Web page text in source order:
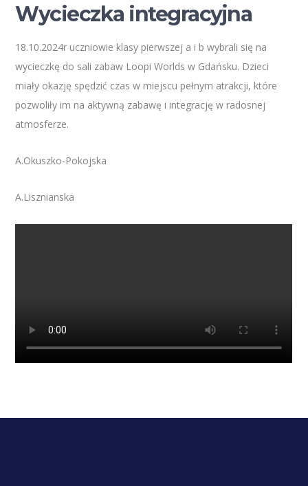
Wycieczka integracyjna
18.10.2024r uczniowie klasy pierwszej a i b wybrali się na
wycieczkę do sali zabaw Loopi Worlds w Gdańsku. Dzieci
miały okazję spędzić czas w miejscu pełnym atrakcji, które
pozwoliły im na aktywną zabawę i integrację w radosnej
atmosferze.
A.Okuszko-Pokojska
A.Lisznianska